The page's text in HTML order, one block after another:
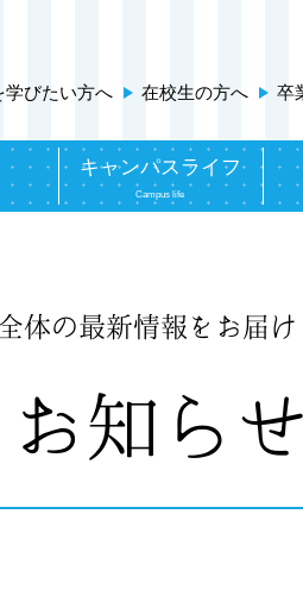
学びたい方へ 在校生の方へ 卒
キャンパスライフ
Campus life
体の最新情報をお届け
お知らせ